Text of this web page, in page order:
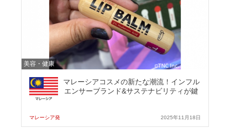
美容・健康
マレーシアコスメの新たな潮流！インフル
エンサーブランド&サステナビリティが鍵
マレーシア発 2025年11月18日